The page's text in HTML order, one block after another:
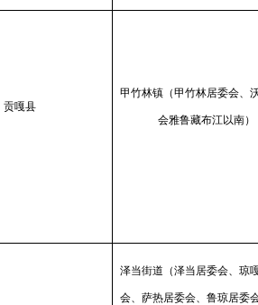
贡嘎县
甲竹林镇（甲竹林居委会、
会雅鲁藏布江以南）
泽当街道（泽当居委会、琼
会、萨热居委会、鲁琼居委